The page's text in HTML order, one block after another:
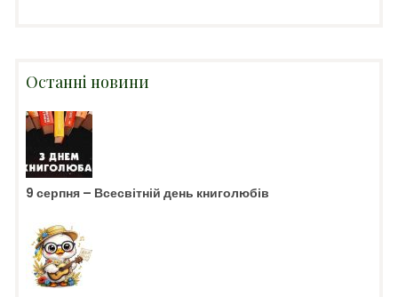
Останні новини
9 серпня – Всесвітній день книголюбів